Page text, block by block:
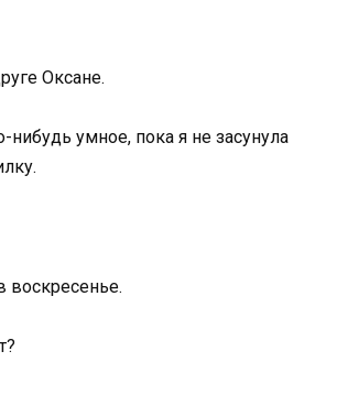
Оксане.
умное, пока я не засунула
воскресенье.